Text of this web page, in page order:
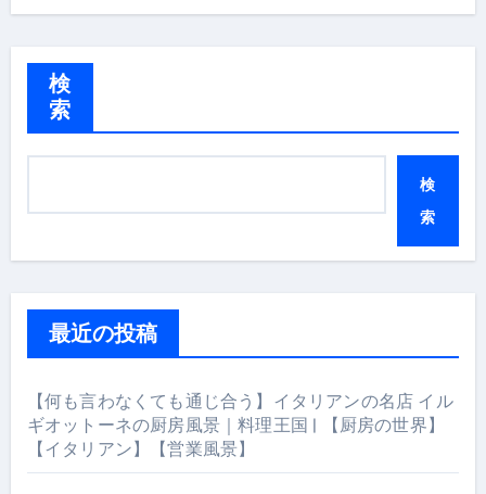
検
索
検
索
最近の投稿
【何も言わなくても通じ合う】イタリアンの名店 イル
ギオットーネの厨房風景｜料理王国 | 【厨房の世界】
【イタリアン】【営業風景】